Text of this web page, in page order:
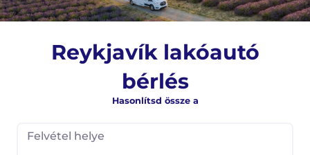
Reykjavík lakóautó
bérlés
Hasonlítsd össze a
Felvétel helye